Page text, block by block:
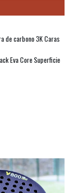
de carbono 3K Caras
Eva Core Superficie